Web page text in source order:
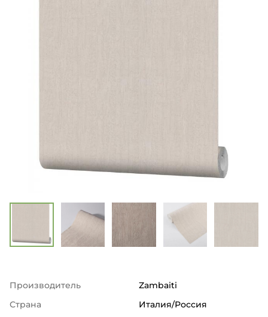
Производитель
Zambaiti
Страна
Италия/Россия